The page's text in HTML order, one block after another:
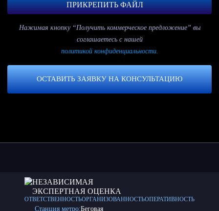
ПРИКРЕПИТЬ ФАЙЛ
Нажимая кнопку “Получить коммерческое предложение” вы
соглашаетесь с нашей
политикой конфиденциальности.
ОСТАВИТЬ ЗАЯВКУ НА КОНСУЛЬТАЦИЮ
НЕЗАВИСИМАЯ
ЭКСПЕРТНАЯ ОЦЕНКА
ОТВЕТСТВЕННОСТЬОРГАНИЗОВАННОСТЬОПЕРАТИВНОСТЬ
Станция метро:Беговая